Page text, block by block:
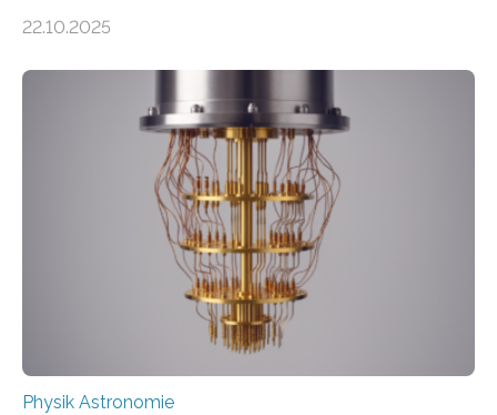
oft von Autor*innen, die eng zusammenarbeiten. Neue
werden schnell weiterentwickelt. Dies ist der Alltag in
der Forschung der Quantentheorie, die dieses Jahr 100
Jahre alt geworden ist, weshalb die UNESCO 2025 zum
Internationalen Jahr der Quantenwissenschaft und -
technologie ausgerufen hat. Doch nun hat eine
internationale Forschungsgruppe um den
22.10.2025
Physik Astronomie